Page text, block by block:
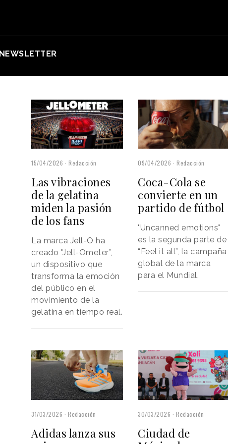
NEWSLETTER
15/04/2026 Redacción
Las vibraciones
de la gelatina
miden la pasión
de los fans
La marca Jell-O ha
creado "Jell-Ometer”,
un dispositivo que
transforma la emoción
del público en el
movimiento de la
gelatina en tiempo real.
09/04/2026 Redacción
Coca-Cola se
convierte en un
partido de fútbol
"Uncanned emotions"
es la segunda parte de
“Feel it all”, la campaña
global de la marca
para el Mundial.
31/03/2026 Redacción
Adidas lanza sus
30/03/2026 Redacción
Ciudad de